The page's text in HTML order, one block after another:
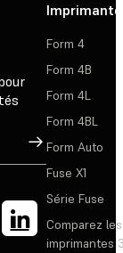
Inscription
Form 4
Form 4B
Form 4L
Form 4BL
Form Auto
Fuse X1
Série Fuse
Comparez les
imprimantes